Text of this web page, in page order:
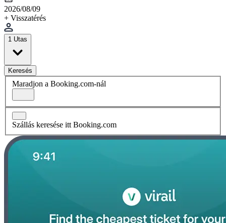
2026/08/09
+ Visszatérés
1 Utas
Keresés
Maradjon a Booking.com-nál
Szállás keresése itt Booking.com